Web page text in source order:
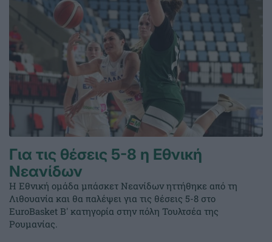
Για τις θέσεις 5-8 η Εθνική
Νεανίδων
Η Εθνική ομάδα μπάσκετ Νεανίδων ηττήθηκε από τη
Λιθουανία και θα παλέψει για τις θέσεις 5-8 στο
EuroBasket Β' κατηγορία στην πόλη Τουλτσέα της
Ρουμανίας.